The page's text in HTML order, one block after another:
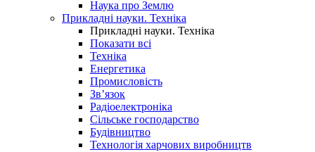
Наука про Землю
Прикладні науки. Техніка
Прикладні науки. Техніка
Показати всі
Техніка
Енергетика
Промисловість
Зв’язок
Радіоелектроніка
Сільське господарство
Будівництво
Технологія харчових виробництв